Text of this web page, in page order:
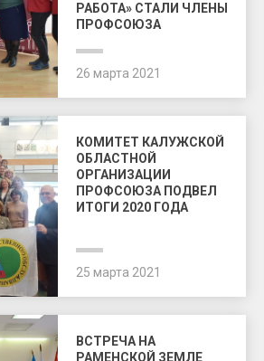
РАБОТА» СТАЛИ ЧЛЕНЫ
ПРОФСОЮЗА
26 марта 2021
КОМИТЕТ КАЛУЖСКОЙ
ОБЛАСТНОЙ
ОРГАНИЗАЦИИ
ПРОФСОЮЗА ПОДВЕЛ
ИТОГИ 2020 ГОДА
25 марта 2021
ВСТРЕЧА НА
РАМЕНСКОЙ ЗЕМЛЕ